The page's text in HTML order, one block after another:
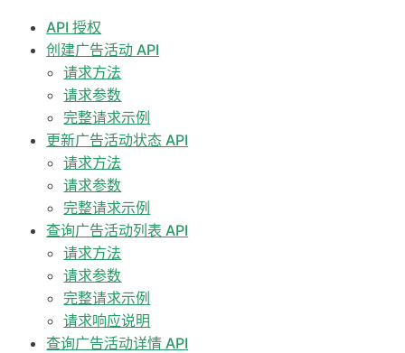
API 授权
创建广告活动 API
请求方法
请求参数
完整请求示例
更新广告活动状态 API
请求方法
请求参数
完整请求示例
查询广告活动列表 API
请求方法
请求参数
完整请求示例
请求响应说明
查询广告活动详情 API